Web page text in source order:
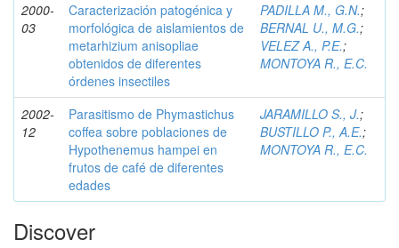
2000-
03
Caracterización patogénica y
morfológica de aislamientos de
metarhizium anisopliae
obtenidos de diferentes
órdenes insectiles
PADILLA M., G.N.;
BERNAL U., M.G.;
VELEZ A., P.E.;
MONTOYA R., E.C.
2002-
12
Parasitismo de Phymastichus
coffea sobre poblaciones de
Hypothenemus hampei en
frutos de café de diferentes
edades
JARAMILLO S., J.;
BUSTILLO P., A.E.;
MONTOYA R., E.C.
Discover